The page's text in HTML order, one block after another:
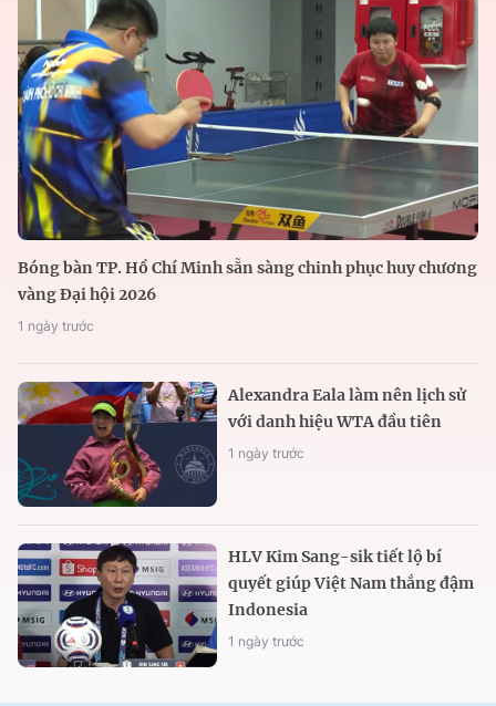
Bóng bàn TP. Hồ Chí Minh sẵn sàng chinh phục huy chương
vàng Đại hội 2026
1 ngày trước
Alexandra Eala làm nên lịch sử
với danh hiệu WTA đầu tiên
1 ngày trước
HLV Kim Sang-sik tiết lộ bí
quyết giúp Việt Nam thắng đậm
Indonesia
1 ngày trước